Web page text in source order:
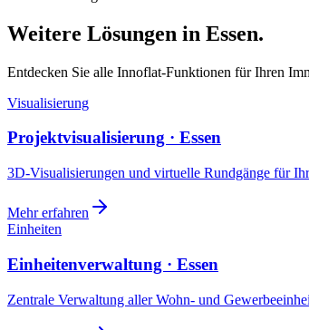
Weitere Lösungen in Essen.
Entdecken Sie alle Innoflat-Funktionen für Ihren
Visualisierung
Projektvisualisierung · Essen
3D-Visualisierungen und virtuelle Rundgänge für
Mehr erfahren
Einheiten
Einheitenverwaltung · Essen
Zentrale Verwaltung aller Wohn- und